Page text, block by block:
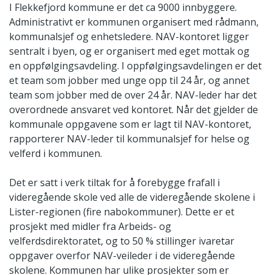
I Flekkefjord kommune er det ca 9000 innbyggere.
Administrativt er kommunen organisert med rådmann,
kommunalsjef og enhetsledere. NAV-kontoret ligger
sentralt i byen, og er organisert med eget mottak og
en oppfølgingsavdeling. I oppfølgingsavdelingen er det
et team som jobber med unge opp til 24 år, og annet
team som jobber med de over 24 år. NAV-leder har det
overordnede ansvaret ved kontoret. Når det gjelder de
kommunale oppgavene som er lagt til NAV-kontoret,
rapporterer NAV-leder til kommunalsjef for helse og
velferd i kommunen.
Det er satt i verk tiltak for å forebygge frafall i
videregående skole ved alle de videregående skolene i
Lister-regionen (fire nabokommuner). Dette er et
prosjekt med midler fra Arbeids- og
velferdsdirektoratet, og to 50 % stillinger ivaretar
oppgaver overfor NAV-veileder i de videregående
skolene. Kommunen har ulike prosjekter som er